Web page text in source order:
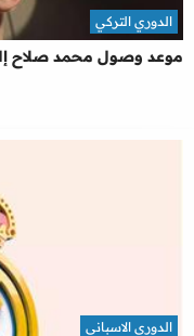
موعد وصول محمد صلاح
الدوري التركي
الدوري الاسباني